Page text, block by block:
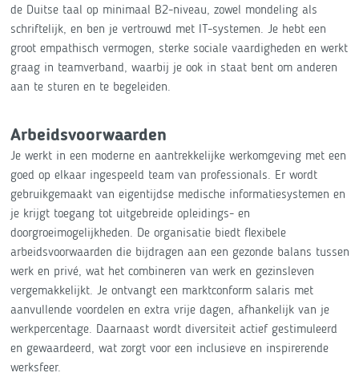
de Duitse taal op minimaal B2-niveau, zowel mondeling als
schriftelijk, en ben je vertrouwd met IT-systemen. Je hebt een
groot empathisch vermogen, sterke sociale vaardigheden en werkt
graag in teamverband, waarbij je ook in staat bent om anderen
aan te sturen en te begeleiden.
Arbeidsvoorwaarden
Je werkt in een moderne en aantrekkelijke werkomgeving met een
goed op elkaar ingespeeld team van professionals. Er wordt
gebruikgemaakt van eigentijdse medische informatiesystemen en
je krijgt toegang tot uitgebreide opleidings- en
doorgroeimogelijkheden. De organisatie biedt flexibele
arbeidsvoorwaarden die bijdragen aan een gezonde balans tussen
werk en privé, wat het combineren van werk en gezinsleven
vergemakkelijkt. Je ontvangt een marktconform salaris met
aanvullende voordelen en extra vrije dagen, afhankelijk van je
werkpercentage. Daarnaast wordt diversiteit actief gestimuleerd
en gewaardeerd, wat zorgt voor een inclusieve en inspirerende
werksfeer.